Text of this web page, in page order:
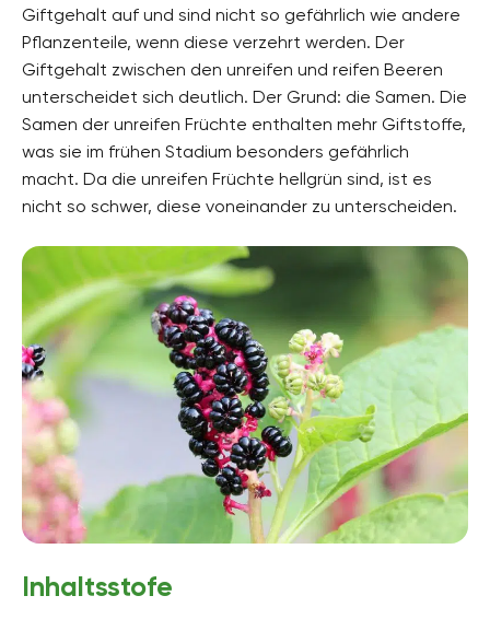
Giftgehalt auf und sind nicht so gefährlich wie andere
Pflanzenteile, wenn diese verzehrt werden. Der
Giftgehalt zwischen den unreifen und reifen Beeren
unterscheidet sich deutlich. Der Grund: die Samen. Die
Samen der unreifen Früchte enthalten mehr Giftstoffe,
was sie im frühen Stadium besonders gefährlich
macht. Da die unreifen Früchte hellgrün sind, ist es
nicht so schwer, diese voneinander zu unterscheiden.
Inhaltsstofe